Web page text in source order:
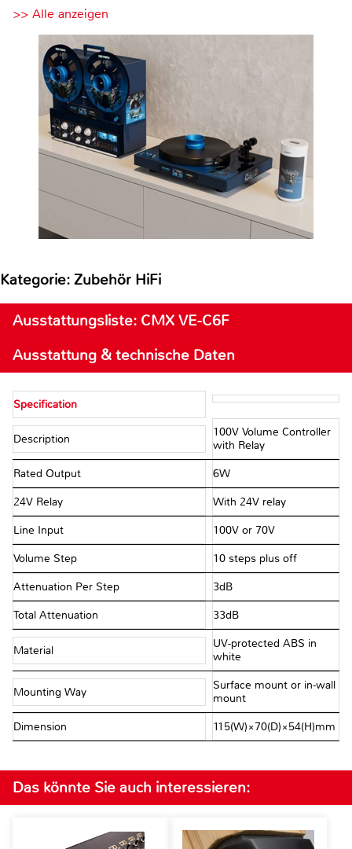
>> Alle anzeigen
Kategorie: Zubehör HiFi
Ausstattungsliste: CMX VE-C6F
Ausstattung & technische Daten
Specification
Description
100V Volume Controller
with Relay
Rated Output 6W
24V Relay With 24V relay
Line Input 100V or 70V
Volume Step 10 steps plus off
Attenuation Per Step 3dB
Total Attenuation 33dB
Material
UV-protected ABS in
white
Mounting Way
Surface mount or in-wall
mount
Dimension 115(W)×70(D)×54(H)mm
Das könnte Sie auch interessieren: